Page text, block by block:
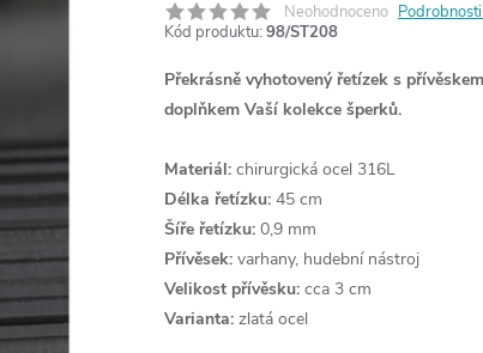
Neohodnoceno
Kód produktu: 98/ST208
Překrásně vyhotovený řetízek s
doplňkem Vaší kolekce šperků.
Materiál: chirurgická ocel 316L
Délka řetízku: 45 cm
Šíře řetízku: 0,9 mm
Přívěsek: varhany, hudební nástroj
Velikost přívěsku: cca 3 cm
Varianta: zlatá ocel